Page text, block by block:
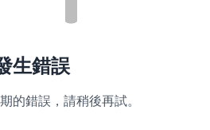
生錯誤
的錯誤，請稍後再試。